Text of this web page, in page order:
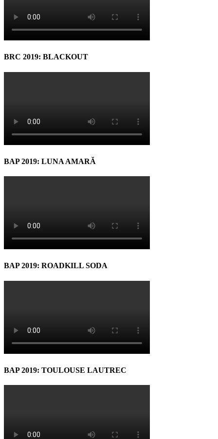
BRC 2019: BLACKOUT
BAP 2019: LUNA AMARĂ
BAP 2019: ROADKILL SODA
BAP 2019: TOULOUSE LAUTREC